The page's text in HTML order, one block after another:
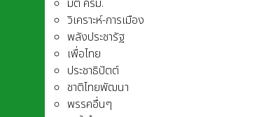
มติ ครม.
วิเคราะห์-การเมือง
พลังประชารัฐ
เพื่อไทย
ประชาธิปัตต์
ชาติไทยพัฒนา
พรรคอื่นๆ